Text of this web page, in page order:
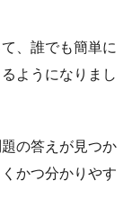
、誰でも簡単に
ようになりまし
の答えが見つか
かつ分かりやす